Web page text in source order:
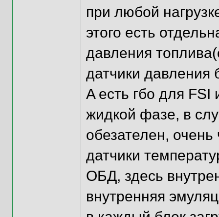
при любой
этого есть
давления
датчики давления
A есть гбо для FSI
жидкой фазе, в
обезателен,
датчики
ОБД, здесь
внутренняя